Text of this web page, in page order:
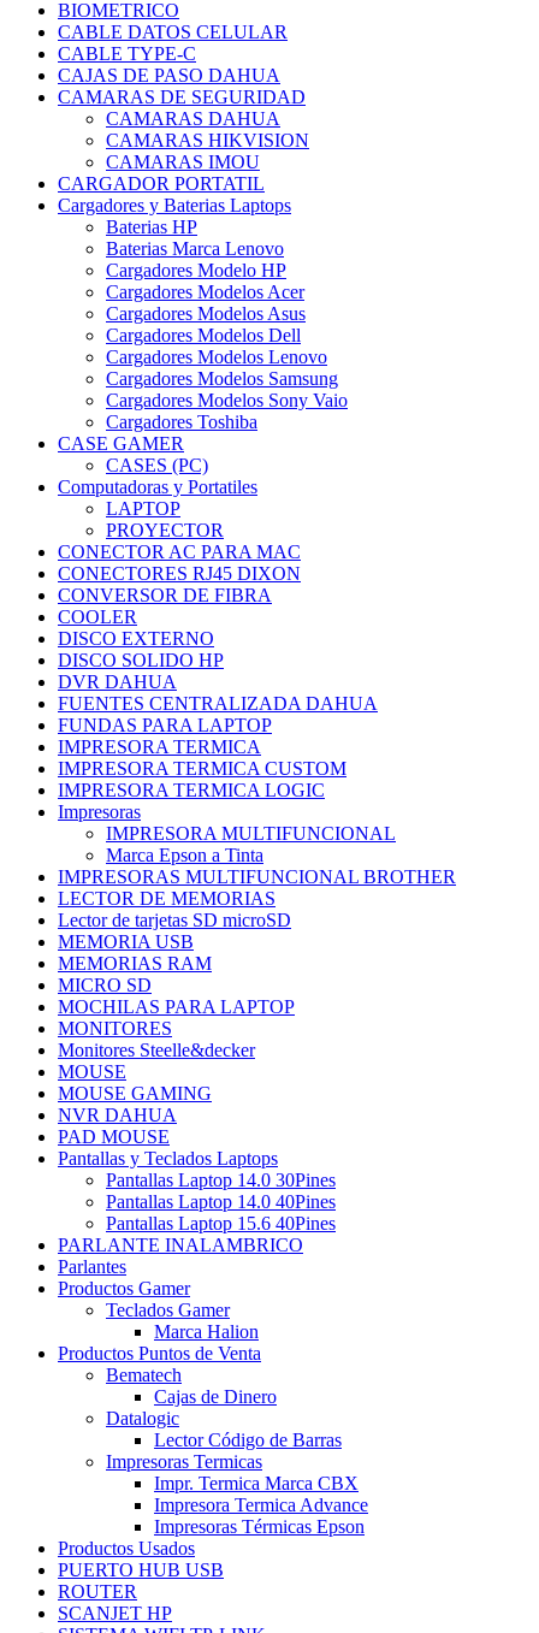
BIOMETRICO
CABLE DATOS CELULAR
CABLE TYPE-C
CAJAS DE PASO DAHUA
CAMARAS DE SEGURIDAD
CAMARAS DAHUA
CAMARAS HIKVISION
CAMARAS IMOU
CARGADOR PORTATIL
Cargadores y Baterias Laptops
Baterias HP
Baterias Marca Lenovo
Cargadores Modelo HP
Cargadores Modelos Acer
Cargadores Modelos Asus
Cargadores Modelos Dell
Cargadores Modelos Lenovo
Cargadores Modelos Samsung
Cargadores Modelos Sony Vaio
Cargadores Toshiba
CASE GAMER
CASES (PC)
Computadoras y Portatiles
LAPTOP
PROYECTOR
CONECTOR AC PARA MAC
CONECTORES RJ45 DIXON
CONVERSOR DE FIBRA
COOLER
DISCO EXTERNO
DISCO SOLIDO HP
DVR DAHUA
FUENTES CENTRALIZADA DAHUA
FUNDAS PARA LAPTOP
IMPRESORA TERMICA
IMPRESORA TERMICA CUSTOM
IMPRESORA TERMICA LOGIC
Impresoras
IMPRESORA MULTIFUNCIONAL
Marca Epson a Tinta
IMPRESORAS MULTIFUNCIONAL BROTHER
LECTOR DE MEMORIAS
Lector de tarjetas SD microSD
MEMORIA USB
MEMORIAS RAM
MICRO SD
MOCHILAS PARA LAPTOP
MONITORES
Monitores Steelle&decker
MOUSE
MOUSE GAMING
NVR DAHUA
PAD MOUSE
Pantallas y Teclados Laptops
Pantallas Laptop 14.0 30Pines
Pantallas Laptop 14.0 40Pines
Pantallas Laptop 15.6 40Pines
PARLANTE INALAMBRICO
Parlantes
Productos Gamer
Teclados Gamer
Marca Halion
Productos Puntos de Venta
Bematech
Cajas de Dinero
Datalogic
Lector Código de Barras
Impresoras Termicas
Impr. Termica Marca CBX
Impresora Termica Advance
Impresoras Térmicas Epson
Productos Usados
PUERTO HUB USB
ROUTER
SCANJET HP